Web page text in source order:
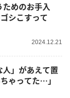
ためのお手入
シこすって
2024.12.21
人」があえて置
ゃってた…」